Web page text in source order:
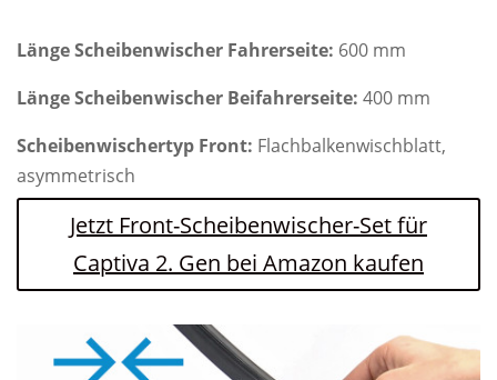
Länge Scheibenwischer Fahrerseite: 600 mm
Länge Scheibenwischer Beifahrerseite: 400 mm
Scheibenwischertyp Front: Flachbalkenwischblatt,
asymmetrisch
Jetzt Front-Scheibenwischer-Set für
Captiva 2. Gen bei Amazon kaufen